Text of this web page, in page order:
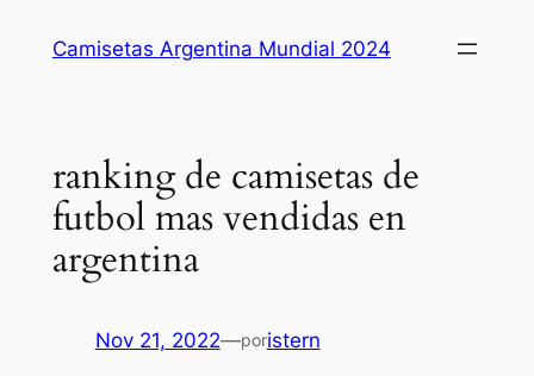
Camisetas Argentina Mundial 2024
ranking de camisetas de
futbol mas vendidas en
argentina
Nov 21, 2022—poristern